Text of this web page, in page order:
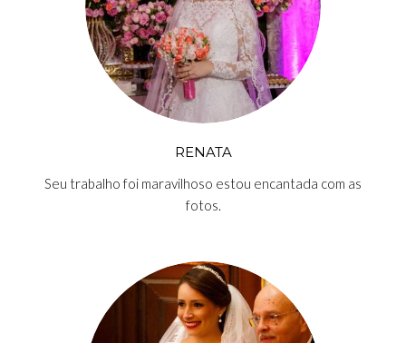
RENATA
Seu trabalho foi maravilhoso estou encantada com as
fotos.